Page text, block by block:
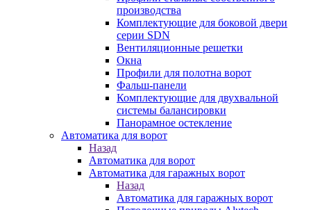
производства
Комплектующие для боковой двери
серии SDN
Вентиляционные решетки
Окна
Профили для полотна ворот
Фальш-панели
Комплектующие для двухвальной
системы балансировки
Панорамное остекление
Автоматика для ворот
Назад
Автоматика для ворот
Автоматика для гаражных ворот
Назад
Автоматика для гаражных ворот